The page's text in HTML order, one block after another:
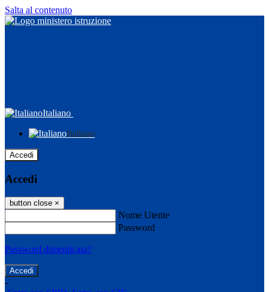
Salta al contenuto
Italiano
Italiano
Accedi
Accedi
button close ×
Nome Utente
Password
Password dimenticata?
-